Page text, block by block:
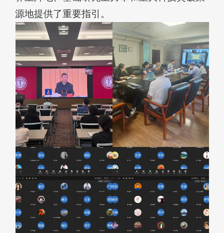
源地提供了重要指引。